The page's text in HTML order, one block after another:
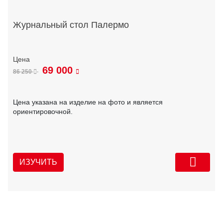
Журнальный стол Палермо
86 250 69 000
Цена указана на изделие на фото и является
ориентировочной.
ИЗУЧИТЬ